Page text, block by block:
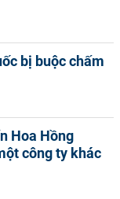
bị buộc chấm
Hoa Hồng
công ty khác